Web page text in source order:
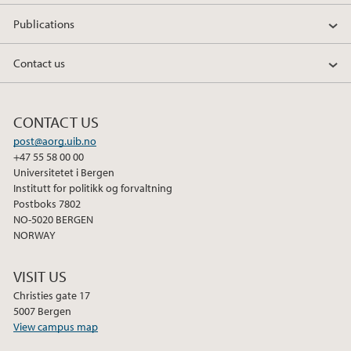
e
d
n
o
k
Publications
Contact us
CONTACT US
post@aorg.uib.no
+47 55 58 00 00
Universitetet i Bergen
Institutt for politikk og forvaltning
Postboks 7802
NO-5020 BERGEN
NORWAY
VISIT US
Christies gate 17
5007 Bergen
View campus map